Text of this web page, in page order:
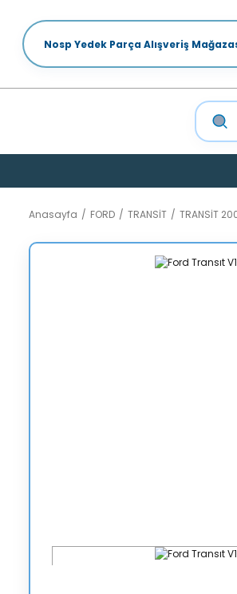
Nosp Yedek Parça Alışveriş
Anasayfa FORD TRANSİT TRANSİT